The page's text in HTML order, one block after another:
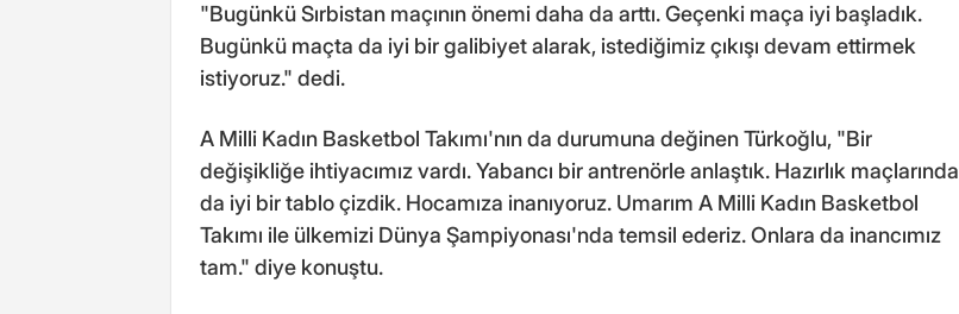
"Bugünkü Sırbistan maçının önemi daha da arttı. Geçenki maça iyi başladık.
Bugünkü maçta da iyi bir galibiyet alarak, istediğimiz çıkışı devam ettirmek
istiyoruz." dedi.
A Milli Kadın Basketbol Takımı'nın da durumuna değinen Türkoğlu, "Bir
değişikliğe ihtiyacımız vardı. Yabancı bir antrenörle anlaştık. Hazırlık maçlarında
da iyi bir tablo çizdik. Hocamıza inanıyoruz. Umarım A Milli Kadın Basketbol
Takımı ile ülkemizi Dünya Şampiyonası'nda temsil ederiz. Onlara da inancımız
tam." diye konuştu.